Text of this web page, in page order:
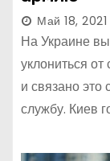
Май 18, 2021
На Украине
уклониться
и связано
службу. Киев